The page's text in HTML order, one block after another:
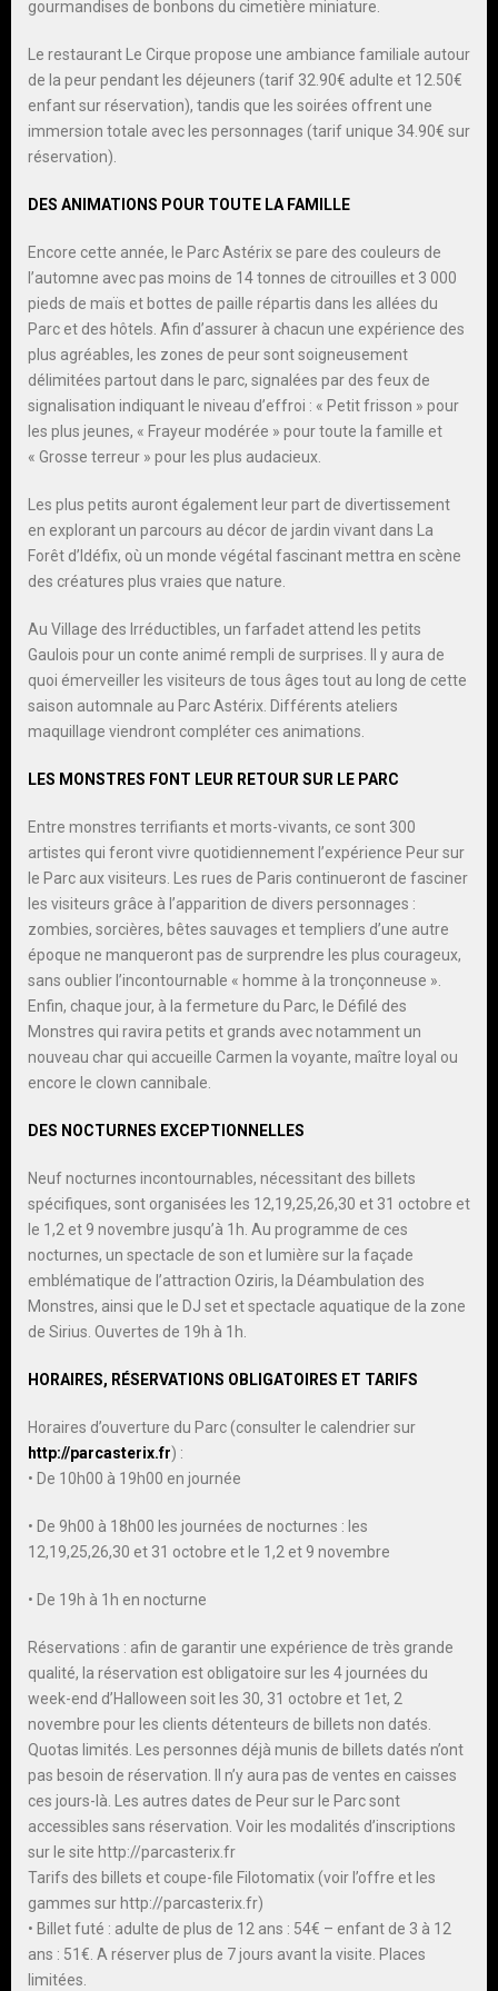
gourmandises de bonbons du cimetière miniature.
Le restaurant Le Cirque propose une ambiance familiale autour
de la peur pendant les déjeuners (tarif 32.90€ adulte et 12.50€
enfant sur réservation), tandis que les soirées offrent une
immersion totale avec les personnages (tarif unique 34.90€ sur
réservation).
DES ANIMATIONS POUR TOUTE LA FAMILLE
Encore cette année, le Parc Astérix se pare des couleurs de
l’automne avec pas moins de 14 tonnes de citrouilles et 3 000
pieds de maïs et bottes de paille répartis dans les allées du
Parc et des hôtels. Afin d’assurer à chacun une expérience des
plus agréables, les zones de peur sont soigneusement
délimitées partout dans le parc, signalées par des feux de
signalisation indiquant le niveau d’effroi : « Petit frisson » pour
les plus jeunes, « Frayeur modérée » pour toute la famille et
« Grosse terreur » pour les plus audacieux.
Les plus petits auront également leur part de divertissement
en explorant un parcours au décor de jardin vivant dans La
Forêt d’Idéfix, où un monde végétal fascinant mettra en scène
des créatures plus vraies que nature.
Au Village des Irréductibles, un farfadet attend les petits
Gaulois pour un conte animé rempli de surprises. Il y aura de
quoi émerveiller les visiteurs de tous âges tout au long de cette
saison automnale au Parc Astérix. Différents ateliers
maquillage viendront compléter ces animations.
LES MONSTRES FONT LEUR RETOUR SUR LE PARC
Entre monstres terrifiants et morts-vivants, ce sont 300
artistes qui feront vivre quotidiennement l’expérience Peur sur
le Parc aux visiteurs. Les rues de Paris continueront de fasciner
les visiteurs grâce à l’apparition de divers personnages :
zombies, sorcières, bêtes sauvages et templiers d’une autre
époque ne manqueront pas de surprendre les plus courageux,
sans oublier l’incontournable « homme à la tronçonneuse ».
Enfin, chaque jour, à la fermeture du Parc, le Défilé des
Monstres qui ravira petits et grands avec notamment un
nouveau char qui accueille Carmen la voyante, maître loyal ou
encore le clown cannibale.
DES NOCTURNES EXCEPTIONNELLES
Neuf nocturnes incontournables, nécessitant des billets
spécifiques, sont organisées les 12,19,25,26,30 et 31 octobre et
le 1,2 et 9 novembre jusqu’à 1h. Au programme de ces
nocturnes, un spectacle de son et lumière sur la façade
emblématique de l’attraction Oziris, la Déambulation des
Monstres, ainsi que le DJ set et spectacle aquatique de la zone
de Sirius. Ouvertes de 19h à 1h.
HORAIRES, RÉSERVATIONS OBLIGATOIRES ET TARIFS
Horaires d’ouverture du Parc (consulter le calendrier sur
http://parcasterix.fr) :
• De 10h00 à 19h00 en journée
• De 9h00 à 18h00 les journées de nocturnes : les
12,19,25,26,30 et 31 octobre et le 1,2 et 9 novembre
• De 19h à 1h en nocturne
Réservations : afin de garantir une expérience de très grande
qualité, la réservation est obligatoire sur les 4 journées du
week-end d’Halloween soit les 30, 31 octobre et 1et, 2
novembre pour les clients détenteurs de billets non datés.
Quotas limités. Les personnes déjà munis de billets datés n’ont
pas besoin de réservation. Il n’y aura pas de ventes en caisses
ces jours-là. Les autres dates de Peur sur le Parc sont
accessibles sans réservation. Voir les modalités d’inscriptions
sur le site http://parcasterix.fr
Tarifs des billets et coupe-file Filotomatix (voir l’offre et les
gammes sur http://parcasterix.fr)
• Billet futé : adulte de plus de 12 ans : 54€ – enfant de 3 à 12
ans : 51€. A réserver plus de 7 jours avant la visite. Places
limitées.